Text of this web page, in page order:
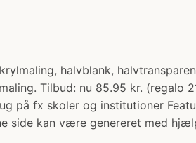
halvblank,
Tilbud: nu 85.95 kr. (regalo
på fx skoler og institutioner
side kan være genereret med